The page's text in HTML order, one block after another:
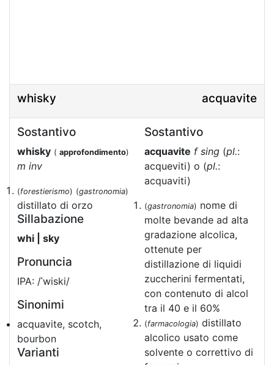
whisky acquavite
Sostantivo
whisky ( approfondimento)
m inv
(forestierismo) (gastronomia)
distillato di orzo
Sillabazione
whi | sky
Pronuncia
IPA: /ˈwiski/
Sinonimi
acquavite, scotch,
bourbon
Varianti
Sostantivo
acquavite f sing (pl.:
acqueviti) o (pl.:
acquaviti)
(gastronomia) nome di
molte bevande ad alta
gradazione alcolica,
ottenute per
distillazione di liquidi
zuccherini fermentati,
con contenuto di alcol
tra il 40 e il 60%
(farmacologia) distillato
alcolico usato come
solvente o correttivo di